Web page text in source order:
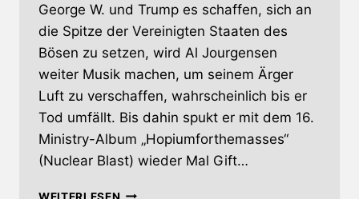
George W. und Trump es schaffen, sich an
die Spitze der Vereinigten Staaten des
Bösen zu setzen, wird Al Jourgensen
weiter Musik machen, um seinem Ärger
Luft zu verschaffen, wahrscheinlich bis er
Tod umfällt. Bis dahin spukt er mit dem 16.
Ministry-Album „Hopiumforthemasses“
(Nuclear Blast) wieder Mal Gift…
WEITERLESENMINISTRY